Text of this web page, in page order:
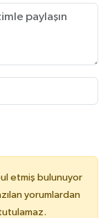
etmiş bulunuyor
yorumlardan